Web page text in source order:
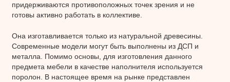
придерживаются противоположных точек зрения и не
готовы активно работать в коллективе.
Она изготавливается только из натуральной древесины.
Современные модели могут быть выполнены из ДСП и
металла. Помимо основы, для изготовления данного
предмета мебели в качестве наполнителя используется
поролон. В настоящее время на рынке представлен